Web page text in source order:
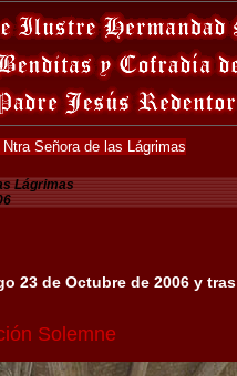
Señora de las Lágrimas
Lágrimas
23 de Octubre de 2006 y
Solemne